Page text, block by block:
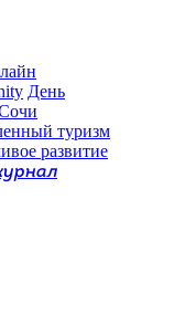
День
туризм
развитие